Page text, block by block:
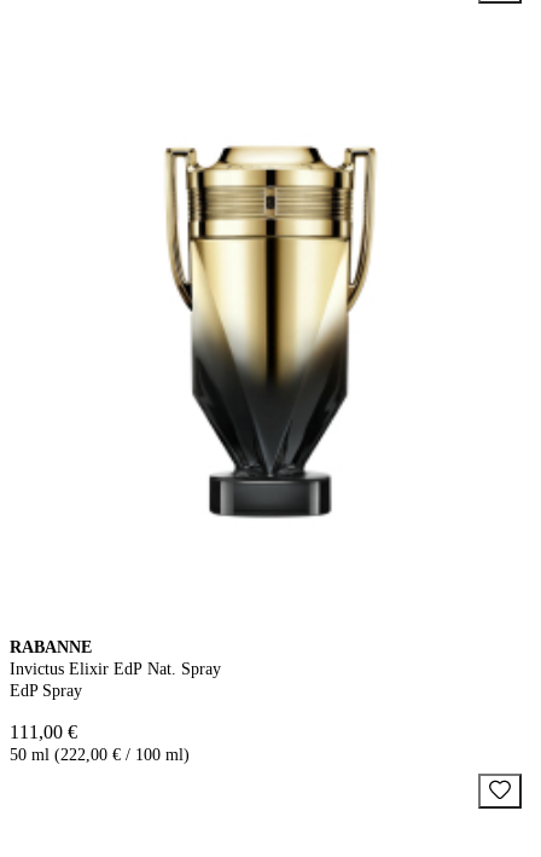
RABANNE
Invictus Elixir EdP Nat. Spray
EdP Spray
111,00 €
50 ml (222,00 € / 100 ml)